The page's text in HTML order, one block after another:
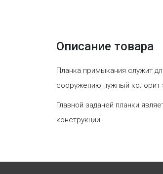
Описание товара
Планка примыкания служит
сооружению нужный колорит
Главной задачей планки
конструкции.